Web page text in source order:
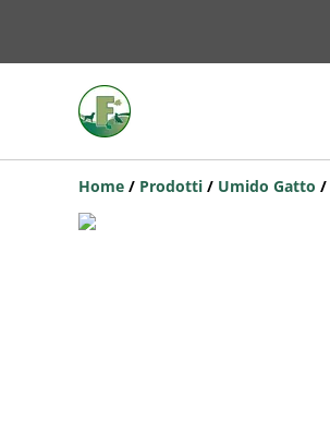
Home / Prodotti / Umido Gatto /